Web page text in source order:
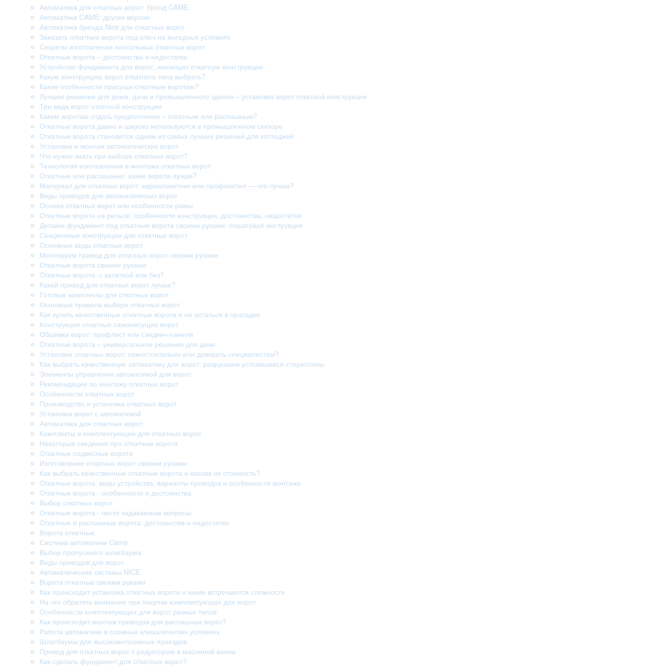
Автоматика для откатных ворот: бренд CAME
Автоматика CAME: другие версии
Автоматика бренда Nice для откатных ворот
Заказать откатные ворота под ключ на выгодных условиях
Секреты изготовления консольных откатных ворот
Откатные ворота – достоинства и недостатки
Устройство фундамента для ворот, имеющих откатную конструкцию.
Какую конструкцию ворот откатного типа выбрать?
Какие особенности присущи откатным воротам?
Лучшее решение для дома, дачи и промышленного здания – установка ворот откатной конструкции
Три вида ворот откатной конструкции
Каким воротам отдать предпочтение – откатным или распашным?
Откатные ворота давно и широко используются в промышленном секторе
Откатные ворота становятся одним из самых лучших решений для коттеджей
Установка и монтаж автоматических ворот
Что нужно знать при выборе откатных ворот?
Технология изготовления и монтажа откатных ворот
Откатные или распашные: какие ворота лучше?
Материал для откатных ворот: евроштакетник или профнастил — что лучше?
Виды приводов для автоматических ворот
Основа откатных ворот или особенности рамы
Откатные ворота на рельсе: особенности конструкции, достоинства, недостатки
Делаем фундамент под откатные ворота своими руками: пошаговая инструкция
Секционные конструкции для откатных ворот
Основные виды откатных ворот
Монтируем привод для откатных ворот своими руками
Откатные ворота своими руками
Откатные ворота: с калиткой или без?
Какой привод для откатных ворот лучше?
Готовые комплекты для откатных ворот
Основные правила выбора откатных ворот
Как купить качественные откатные ворота и не остаться в просадке
Конструкция откатных самонесущих ворот
Обшивка ворот: профлист или сэндвич-панели
Откатные ворота – универсальное решение для дачи
Установка откатных ворот: самостоятельно или доверить специалистам?
Как выбрать качественную автоматику для ворот: разрушаем устоявшиеся стереотипы
Элементы управления автоматикой для ворот
Рекомендации по монтажу откатных ворот
Особенности откатных ворот
Производство и установка откатных ворот
Установка ворот с автоматикой
Автоматика для откатных ворот
Комплекты и комплектующие для откатных ворот
Некоторые сведения про откатные ворота
Откатные подвесные ворота
Изготовление откатных ворот своими руками
Как выбрать качественные откатные ворота и какова их стоимость?
Откатные ворота: виды устройства, варианты приводов и особенности монтажа
Откатные ворота - особенности и достоинства
Выбор откатных ворот
Откатные ворота - часто задаваемые вопросы
Откатные и распашные ворота: достоинства и недостатки
Ворота откатные
Система автоматики Came
Выбор пропускного шлагбаума
Виды приводов для ворот
Автоматические системы NICE
Ворота откатные своими руками
Как происходит установка откатных ворота и какие встречаются сложности
На что обратить внимание при покупке комплектующих для ворот
Особенности комплектующих для ворот разных типов
Как происходит монтаж приводов для распашных ворот?
Работа автоматики в сложных климатических условиях
Шлагбаумы для высокоинтесивных проездов
Привод для откатных ворот с редуктором в масляной ванне
Как сделать фундамент для откатных ворот?